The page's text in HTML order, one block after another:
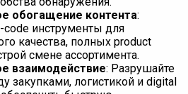
обогащение контента:
code инструменты для
качества, полных product
смене ассортимента.
взаимодействие: Разрушайте
закупками, логистикой и digital